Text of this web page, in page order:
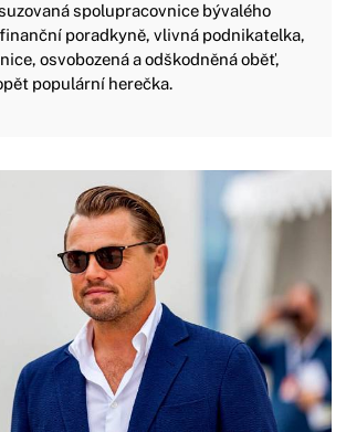
spolupracovnice bývalého
poradkyně, vlivná podnikatelka,
osvobozená a odškodněná oběť,
populární herečka.